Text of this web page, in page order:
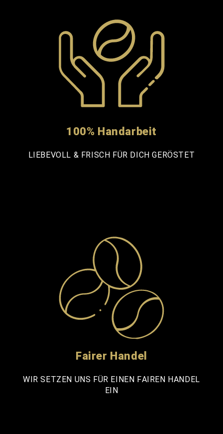
100% Handarbeit
LIEBEVOLL & FRISCH FÜR DICH GERÖSTET
Fairer Handel
WIR SETZEN UNS FÜR EINEN FAIREN HANDEL
EIN